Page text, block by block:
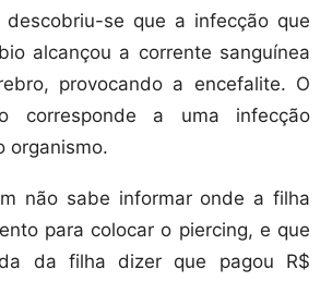
descobriu-se que a infecção que
alcançou a corrente sanguínea
provocando a encefalite. O
corresponde a uma infecção
organismo.
não sabe informar onde a filha
para colocar o piercing, e que
da filha dizer que pagou R$